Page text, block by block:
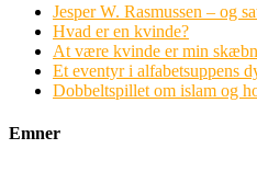
Jesper W. Rasmussen – og
Hvad er en kvinde?
At være kvinde er min
Et eventyr i alfabetsuppens
Dobbeltspillet om islam og
Emner